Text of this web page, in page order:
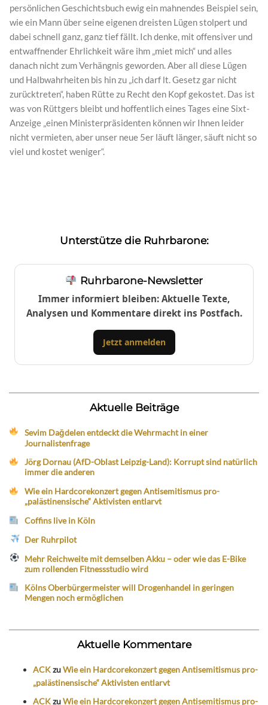
persönlichen Geschichtsbuch ewig ein mahnendes Beispiel sein,
wie ein Mann über seine eigenen dreisten Lügen stolpert und
dabei schnell ganz, ganz tief fällt. Ich denke, mit offensiver und
entwaffnender Ehrlichkeit wäre ihm „miet mich“ und alles
danach nicht zum Verhängnis geworden. Aber all diese Lügen
und Halbwahrheiten bis hin zu „ich darf lt. Gesetz gar nicht
zurücktreten“, haben Rütte zu Recht den Kopf gekostet. Das ist
was von Rüttgers bleibt und hoffentlich eines Tages eine Sixt-
Anzeige „einen Ministerpräsidenten können wir Ihnen leider
nicht vermieten, aber unser neue 5er läuft länger, säuft nicht so
viel und kostet weniger“.
Unterstütze die Ruhrbarone:
Ruhrbarone-Newsletter
Immer informiert bleiben: Aktuelle Texte,
Analysen und Kommentare direkt ins Postfach.
Jetzt anmelden
Aktuelle Beiträge
Sevim Dağdelen entdeckt die Wehrmacht in einer
Journalistenfrage
Jörg Dornau (AfD-Oblast Leipzig-Land): Korrupt sind natürlich
immer die anderen
Wie ein Hardcorekonzert gegen Antisemitismus pro-
„palästinensische“ Aktivisten entlarvt
Coffins live in Köln
Der Ruhrpilot
Mehr Reichweite mit demselben Akku – oder wie das E-Bike
zum rollenden Fitnessstudio wird
Kölns Oberbürgermeister will Drogenhandel in geringen
Mengen noch ermöglichen
Aktuelle Kommentare
ACKzuWie ein Hardcorekonzert gegen Antisemitismus pro-
„palästinensische“ Aktivisten entlarvt
ACKzuWie ein Hardcorekonzert gegen Antisemitismus pro-